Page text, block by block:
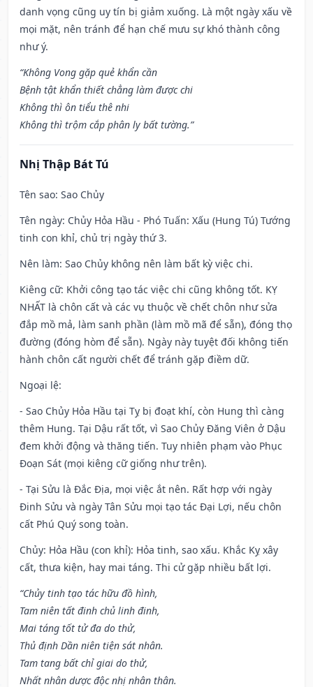
danh vọng cũng uy tín bị giảm xuống. Là một ngày xấu về
mọi mặt, nên tránh để hạn chế mưu sự khó thành công
như ý.
“Không Vong gặp quẻ khẩn cần
Bệnh tật khẩn thiết chẳng làm được chi
Không thì ôn tiểu thê nhi
Không thì trộm cắp phân ly bất tường.”
Nhị Thập Bát Tú
Tên sao: Sao Chủy
Tên ngày: Chủy Hỏa Hầu - Phó Tuấn: Xấu (Hung Tú) Tướng
tinh con khỉ, chủ trị ngày thứ 3.
Nên làm: Sao Chủy không nên làm bất kỳ việc chi.
Kiêng cữ: Khởi công tạo tác việc chi cũng không tốt. KỴ
NHẤT là chôn cất và các vụ thuộc về chết chôn như sửa
đắp mồ mả, làm sanh phần (làm mồ mã để sẵn), đóng thọ
đường (đóng hòm để sẵn). Ngày này tuyệt đối không tiến
hành chôn cất người chết để tránh gặp điềm dữ.
Ngoại lệ:
- Sao Chủy Hỏa Hầu tại Tỵ bị đoạt khí, còn Hung thì càng
thêm Hung. Tại Dậu rất tốt, vì Sao Chủy Đăng Viên ở Dậu
đem khởi động và thăng tiến. Tuy nhiên phạm vào Phục
Đoạn Sát (mọi kiêng cữ giống như trên).
- Tại Sửu là Đắc Địa, mọi việc ắt nên. Rất hợp với ngày
Đinh Sửu và ngày Tân Sửu mọi tạo tác Đại Lợi, nếu chôn
cất Phú Quý song toàn.
Chủy: Hỏa Hầu (con khỉ): Hỏa tinh, sao xấu. Khắc Kỵ xây
cất, thưa kiện, hay mai táng. Thi cử gặp nhiều bất lợi.
“Chủy tinh tạo tác hữu đồ hình,
Tam niên tất đinh chủ linh đinh,
Mai táng tốt tử đa do thử,
Thủ định Dần niên tiện sát nhân.
Tam tang bất chỉ giai do thử,
Nhất nhân dược độc nhị nhân thân.